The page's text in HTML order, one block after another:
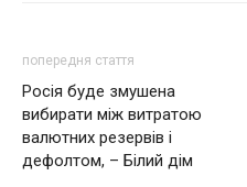
попередня стаття
Росія буде змушена
вибирати між витратою
валютних резервів і
дефолтом, – Білий дім